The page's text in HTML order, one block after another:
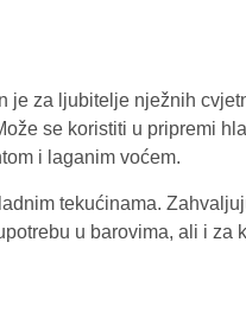
je za ljubitelje nježnih
se koristiti u pripremi
i laganim voćem.
tekućinama.
u barovima, ali i